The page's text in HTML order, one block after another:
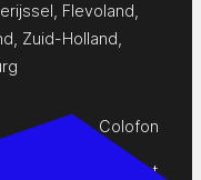
, Flevoland,
, Zuid-Holland,
Colofon
Privacy Statement